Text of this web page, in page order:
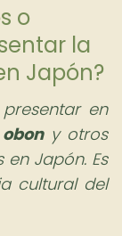
o
la
Japón?
en
obony otros
Japón. Es
cultural del